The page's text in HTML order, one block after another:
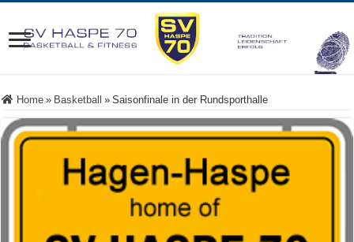
Home » Basketball » Saisonfinale in der Rundsporthalle